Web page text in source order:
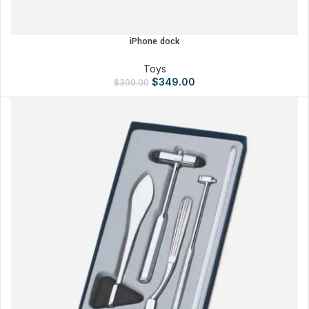
iPhone dock
Toys
$399.00 $349.00